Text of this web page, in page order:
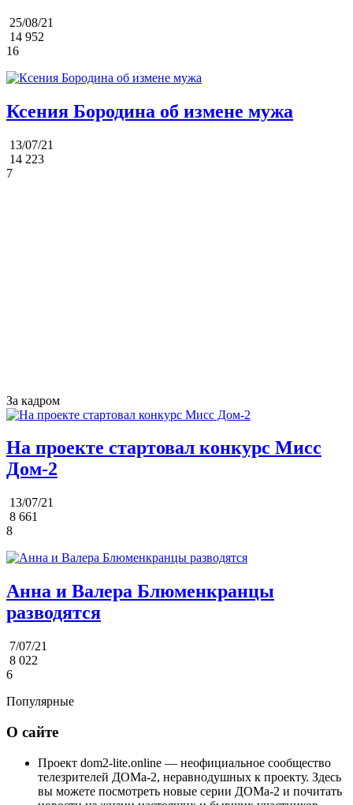
25/08/21
14 952
16
Ксения Бородина об измене мужа
13/07/21
14 223
7
За кадром
На проекте стартовал конкурс Мисс
Дом-2
13/07/21
8 661
8
Анна и Валера Блюменкранцы
разводятся
7/07/21
8 022
6
Популярные
О сайте
Проект dom2-lite.online — неофициальное сообщество
телезрителей ДОМа-2, неравнодушных к проекту. Здесь
вы можете посмотреть новые серии ДОМа-2 и почитать